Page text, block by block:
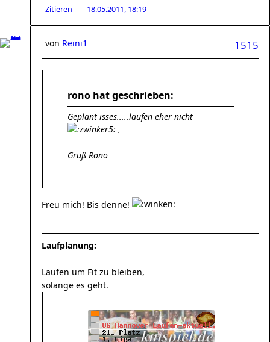
Zitieren 18.05.2011, 18:19
1515
von Reini1
rono hat geschrieben:
Geplant isses.....laufen eher nicht
.
Gruß Rono
Freu mich! Bis denne!
Laufplanung:
Laufen um Fit zu bleiben,
solange es geht.